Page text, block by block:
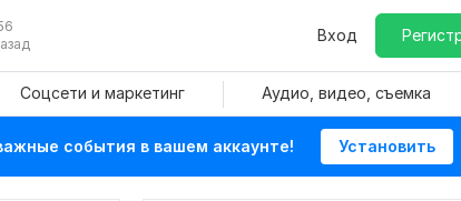
Вход
Соцсети и маркетинг Аудио, видео, съемка
события в вашем аккаунте! Установить